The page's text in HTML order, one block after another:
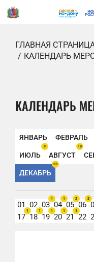
ГЛАВНАЯ
КАЛЕНДАРЬ
КАЛЕНДАРЬ
ЯНВАРЬ ФЕВРАЛЬ
ИЮЛЬ
9
АВГУСТ
10
ДЕКАБРЬ
23
01 02 03
1
04
1
05
2
06
2
17
1
18
1
19
1
20
1
21
1
22